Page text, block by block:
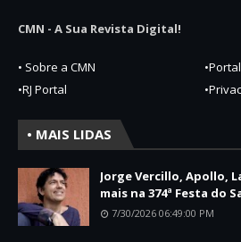
CMN - A Sua Revista Digital!
• Sobre a CMN
•RJ Portal
• MAIS LIDAS
Jorge Vercillo, Apollo,
mais na 374ª Festa do
7/30/2026 06:49:00 PM